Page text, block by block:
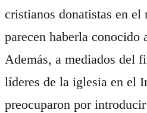
cristianos donatistas en
parecen haberla conocido
Además, a mediados del
líderes de la iglesia en el
preocuparon por